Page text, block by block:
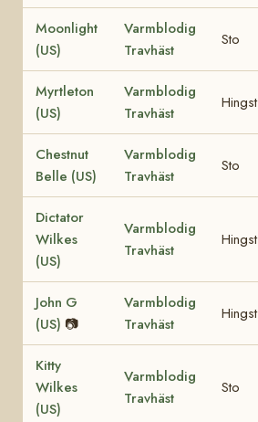
Moonlight
(US)
Varmblodig
Travhäst
Sto
Myrtleton
(US)
Varmblodig
Travhäst
Hingst
Chestnut
Belle (US)
Varmblodig
Travhäst
Sto
Dictator
Wilkes
(US)
Varmblodig
Travhäst
Hingst
John G
(US) 📷
Varmblodig
Travhäst
Hingst
Kitty
Wilkes
(US)
Varmblodig
Travhäst
Sto